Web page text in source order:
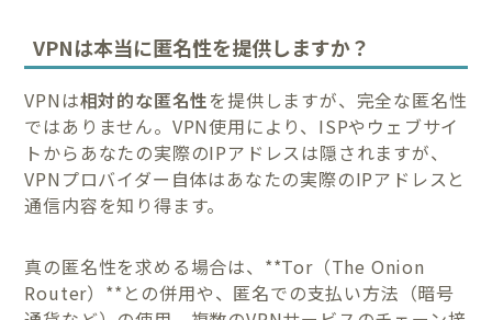
VPNは本当に匿名性を提供しますか？
VPNは相対的な匿名性を提供しますが、完全な匿名性
ではありません。VPN使用により、ISPやウェブサイ
トからあなたの実際のIPアドレスは隠されますが、
VPNプロバイダー自体はあなたの実際のIPアドレスと
通信内容を知り得ます。
真の匿名性を求める場合は、**Tor（The Onion
Router）**との併用や、匿名での支払い方法（暗号